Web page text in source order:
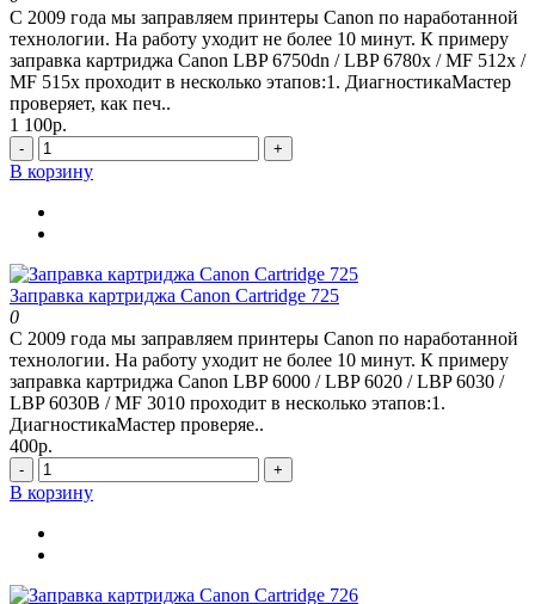
С 2009 года мы заправляем принтеры Canon по наработанной
технологии. На работу уходит не более 10 минут. К примеру
заправка картриджа Canon LBP 6750dn / LBP 6780x / MF 512x /
MF 515x проходит в несколько этапов:1. ДиагностикаМастер
проверяет, как печ..
1 100р.
- +
В корзину
Заправка картриджа Canon Cartridge 725
0
С 2009 года мы заправляем принтеры Canon по наработанной
технологии. На работу уходит не более 10 минут. К примеру
заправка картриджа Canon LBP 6000 / LBP 6020 / LBP 6030 /
LBP 6030B / MF 3010 проходит в несколько этапов:1.
ДиагностикаМастер проверяе..
400р.
- +
В корзину